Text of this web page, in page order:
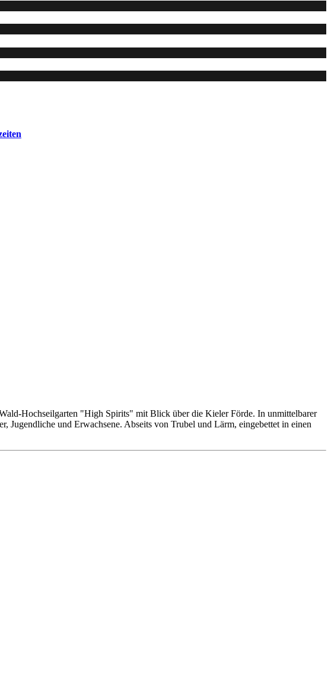
Hochseilgarten "High Spirits" mit Blick über die Kieler Förde. In unmittelbarer
und Erwachsene. Abseits von Trubel und Lärm, eingebettet in einen